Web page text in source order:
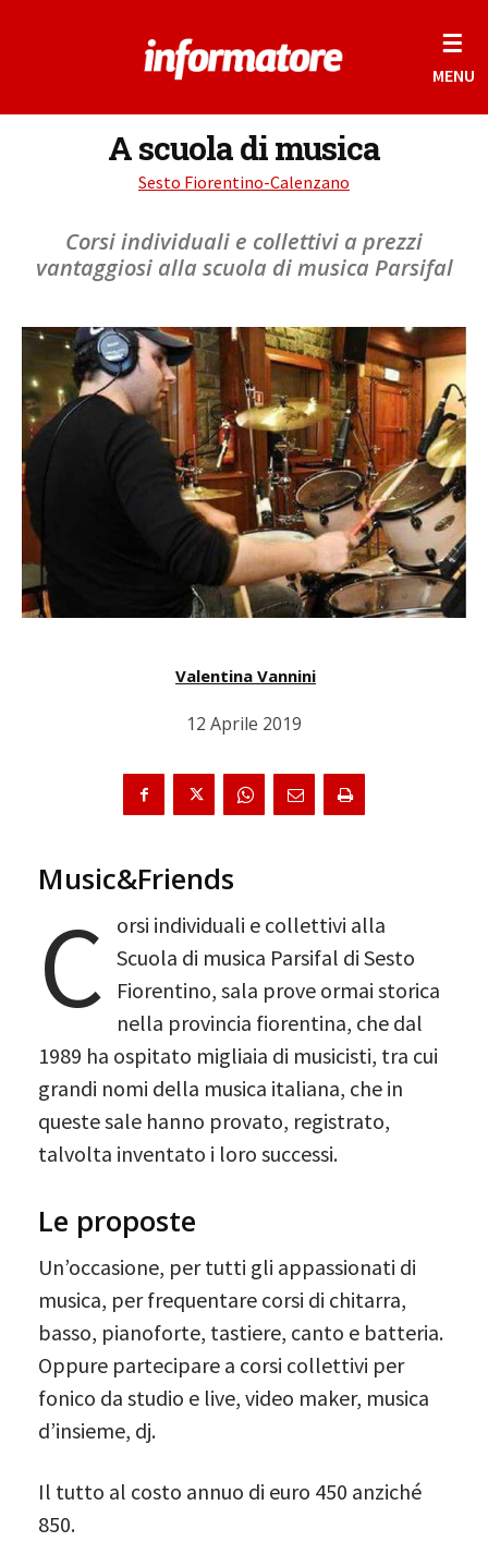
☰
MENU
A scuola di musica
Sesto Fiorentino-Calenzano
Corsi individuali e collettivi a prezzi
vantaggiosi alla scuola di musica Parsifal
Valentina Vannini
12 Aprile 2019
Music&Friends
C orsi individuali e collettivi alla
Scuola di musica Parsifal di Sesto
Fiorentino, sala prove ormai storica
nella provincia fiorentina, che dal
1989 ha ospitato migliaia di musicisti, tra cui
grandi nomi della musica italiana, che in
queste sale hanno provato, registrato,
talvolta inventato i loro successi.
Le proposte
Un’occasione, per tutti gli appassionati di
musica, per frequentare corsi di chitarra,
basso, pianoforte, tastiere, canto e batteria.
Oppure partecipare a corsi collettivi per
fonico da studio e live, video maker, musica
d’insieme, dj.
Il tutto al costo annuo di euro 450 anziché
850.